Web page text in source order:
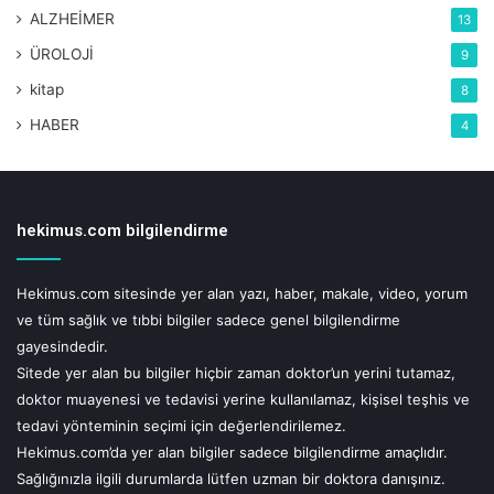
Özellikle diyabetli kişilerde güneş yanığı vücudu daha fazla
strese sokar ve kan şekeri düzeylerini yükseltebilir.
ALZHEİMER 13
ÜROLOJİ 9
kitap 8
HABER 4
hekimus.com bilgilendirme
Hekimus.com sitesinde yer alan yazı, haber, makale, video, yorum
ve tüm sağlık ve tıbbi bilgiler sadece genel bilgilendirme
gayesindedir.
Sitede yer alan bu bilgiler hiçbir zaman doktor’un yerini tutamaz,
doktor muayenesi ve tedavisi yerine kullanılamaz, kişisel teşhis ve
tedavi yönteminin seçimi için değerlendirilemez.
Hekimus.com’da yer alan bilgiler sadece bilgilendirme amaçlıdır.
Sağlığınızla ilgili durumlarda lütfen uzman bir doktora danışınız.